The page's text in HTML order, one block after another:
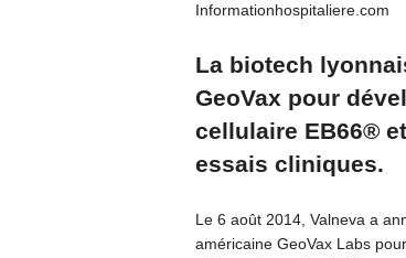
Informationhospitaliere.com
La biotech
GeoVax pour
cellulaire EB66®
essais cliniques.
Le 6 août 2014, Valneva a
américaine GeoVax Labs